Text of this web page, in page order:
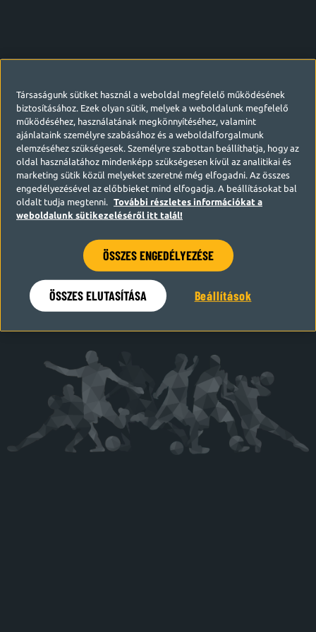
Hamarosan visszatérünk
Társaságunk sütiket használ a weboldal megfelelő működésének
biztosításához. Ezek olyan sütik, melyek a weboldalunk megfelelő
működéséhez, használatának megkönnyítéséhez, valamint
ajánlataink személyre szabásához és a weboldalforgalmunk
elemzéséhez szükségesek. Személyre szabottan beállíthatja, hogy az
oldal használatához mindenképp szükségesen kívül az analitikai és
marketing sütik közül melyeket szeretné még elfogadni. Az összes
engedélyezésével az előbbieket mind elfogadja. A beállításokat bal
oldalt tudja megtenni.
További részletes információkat a
weboldalunk sütikezeléséről itt talál!
ÖSSZES ENGEDÉLYEZÉSE
ÖSSZES ELUTASÍTÁSA Beállítások